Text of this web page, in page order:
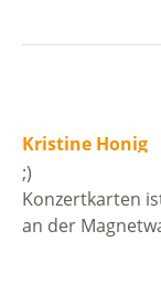
Kristine Honig
;)
Konzertkarten
an der